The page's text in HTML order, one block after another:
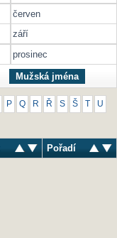
červen
září
prosinec
Mužská jména
P Q R Ř S Š U
Pořadí